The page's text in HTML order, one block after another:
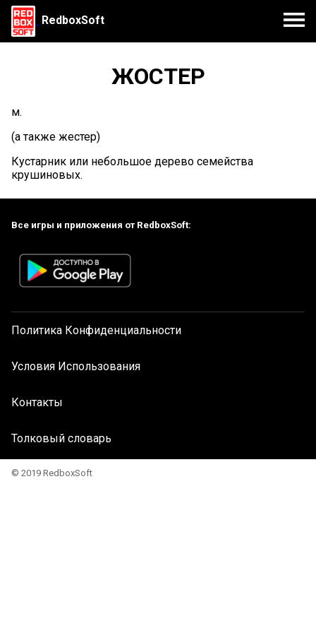
RedboxSoft
ЖОСТЕР
м.
(а также жестер)
Кустарник или небольшое дерево семейства
крушиновых.
Все игры и приложения от RedboxSoft:
Политика Конфиденциальности
Условия Использования
Контакты
Толковый словарь
© 2019 RedboxSoft